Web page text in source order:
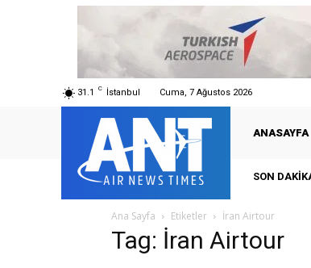
31.1 C İstanbul Cuma, 7 Ağustos 2026
ANASAYFA
SON
Ana Sayfa Etiketler İran Airtour
Tag: İran Airtour